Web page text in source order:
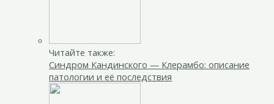
Читайте также:
Синдром Кандинского — Клерамбо: описание
патологии и её последствия